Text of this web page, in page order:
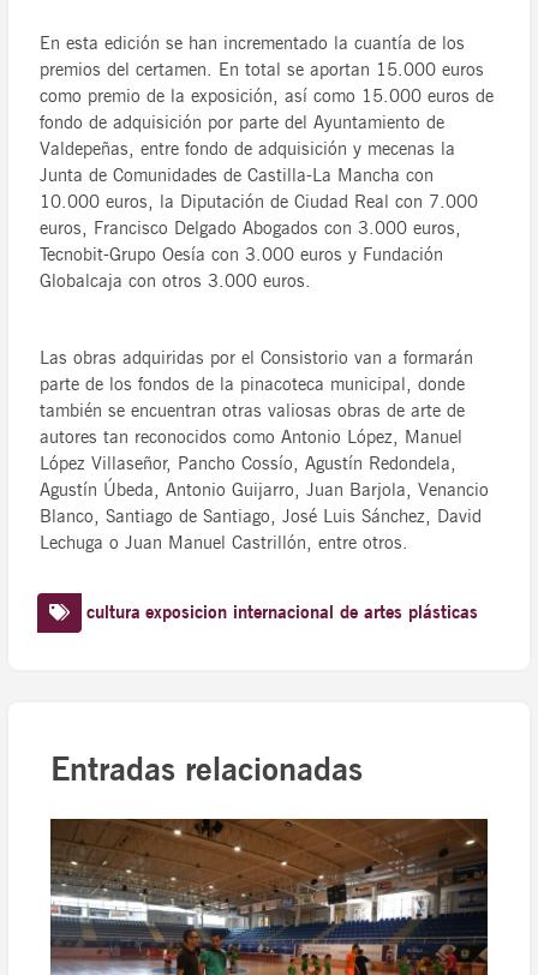
En esta edición se han incrementado la cuantía de los
premios del certamen. En total se aportan 15.000 euros
como premio de la exposición, así como 15.000 euros de
fondo de adquisición por parte del Ayuntamiento de
Valdepeñas, entre fondo de adquisición y mecenas la
Junta de Comunidades de Castilla-La Mancha con
10.000 euros, la Diputación de Ciudad Real con 7.000
euros, Francisco Delgado Abogados con 3.000 euros,
Tecnobit-Grupo Oesía con 3.000 euros y Fundación
Globalcaja con otros 3.000 euros.
Las obras adquiridas por el Consistorio van a formarán
parte de los fondos de la pinacoteca municipal, donde
también se encuentran otras valiosas obras de arte de
autores tan reconocidos como Antonio López, Manuel
López Villaseñor, Pancho Cossío, Agustín Redondela,
Agustín Úbeda, Antonio Guijarro, Juan Barjola, Venancio
Blanco, Santiago de Santiago, José Luis Sánchez, David
Lechuga o Juan Manuel Castrillón, entre otros.
cultura exposicion internacional de artes plásticas
Entradas relacionadas